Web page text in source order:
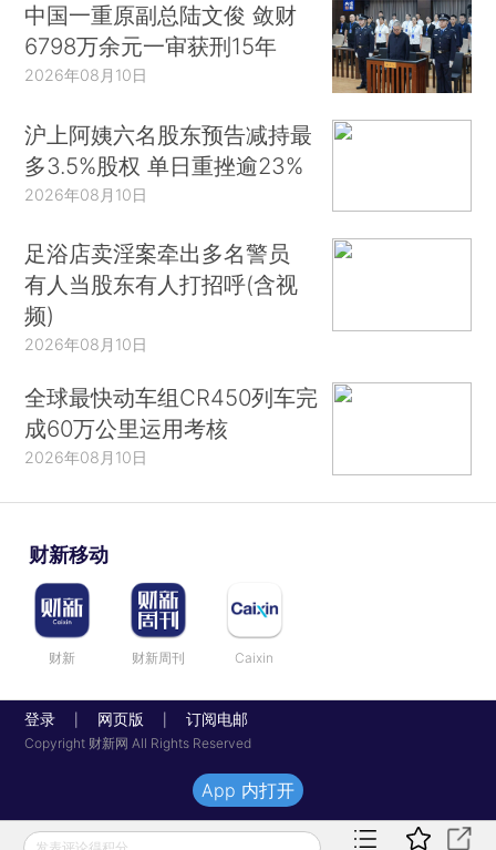
中国一重原副总陆文俊 敛财
6798万余元一审获刑15年
2026年08月10日
沪上阿姨六名股东预告减持最
多3.5%股权 单日重挫逾23%
2026年08月10日
足浴店卖淫案牵出多名警员
有人当股东有人打招呼(含视
频)
2026年08月10日
全球最快动车组CR450列车完
成60万公里运用考核
2026年08月10日
财新移动
财新 财新周刊 Caixin
登录 网页版 订阅电邮
Copyright 财新网 All Rights Reserved
发表评论得积分
App 内打开